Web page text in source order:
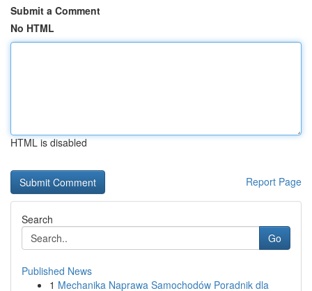
Submit a Comment
No HTML
HTML is disabled
Report Page
Search
Go
Published News
1 Mechanika Naprawa Samochodów Poradnik dla